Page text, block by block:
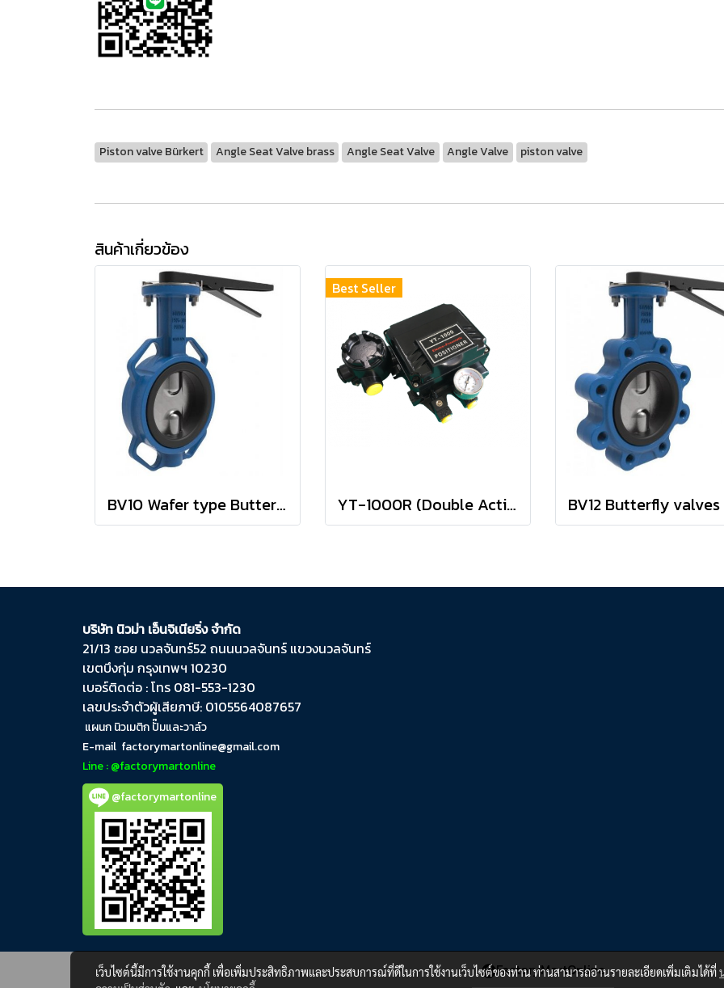
Piston valve Bürkert Angle Seat Valve brass Angle Seat Valve Angle Valve piston valve
สินค้าเกี่ยวข้อง
BV10 Wafer type Butterfly valves BELVEN
Best Seller
YT-1000R (Double ActingType) positioner
บริษัท นิวม่า เอ็นจิเนียริ่ง จำกัด
21/13 ซอย นวลจันทร์​52 ถนน​นวลจันทร์​ แขวง​นวลจันทร์​
เขต​บึงกุ่ม​ กรุงเทพฯ​ 10230
เบอร์ติดต่อ : โทร 081-553-1230
เลขประจำตัวผู้เสียภาษี: 0105564087657
แผนก นิวเมติก ปั๊มและวาล์ว
E-mail factorymartonline@gmail.com
Line : @factorymartonline
@factorymartonline
FactoryMartOnline
เว็บไซต์นี้มีการใช้งานคุกกี้ เพื่อเพิ่มประสิทธิภาพและประสบการณ์ที่ดีในการใช้งานเว็บไซต์ของท่าน ท่านสามารถอ่านรายละเอียดเพิ่มเติมได้ที่